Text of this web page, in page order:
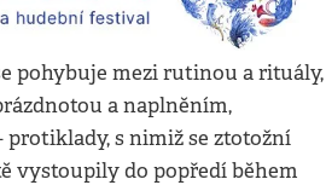
pohybuje mezi rutinou a rituály,
a naplněním,
s nimiž se ztotožní
vystoupily do popředí během